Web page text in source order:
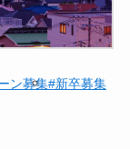
ン募集#新卒募集